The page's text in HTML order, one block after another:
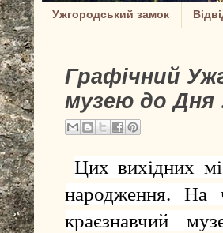
Ужгородський замок
Графічний
музею до Дня
Цих вихідних
народження. На
краєзнавчий